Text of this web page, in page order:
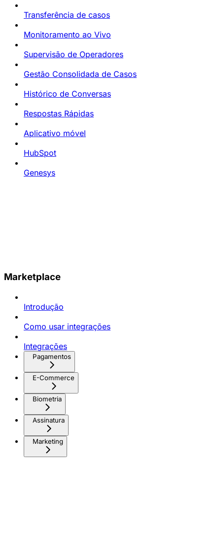
Transferência de casos
Monitoramento ao Vivo
Supervisão de Operadores
Gestão Consolidada de Casos
Histórico de Conversas
Respostas Rápidas
Aplicativo móvel
HubSpot
Genesys
Marketplace
Introdução
Como usar integrações
Integrações
Pagamentos
E-Commerce
Biometria
Assinatura
Marketing